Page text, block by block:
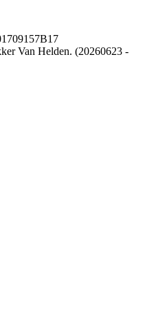
Van Helden. (20260623 -